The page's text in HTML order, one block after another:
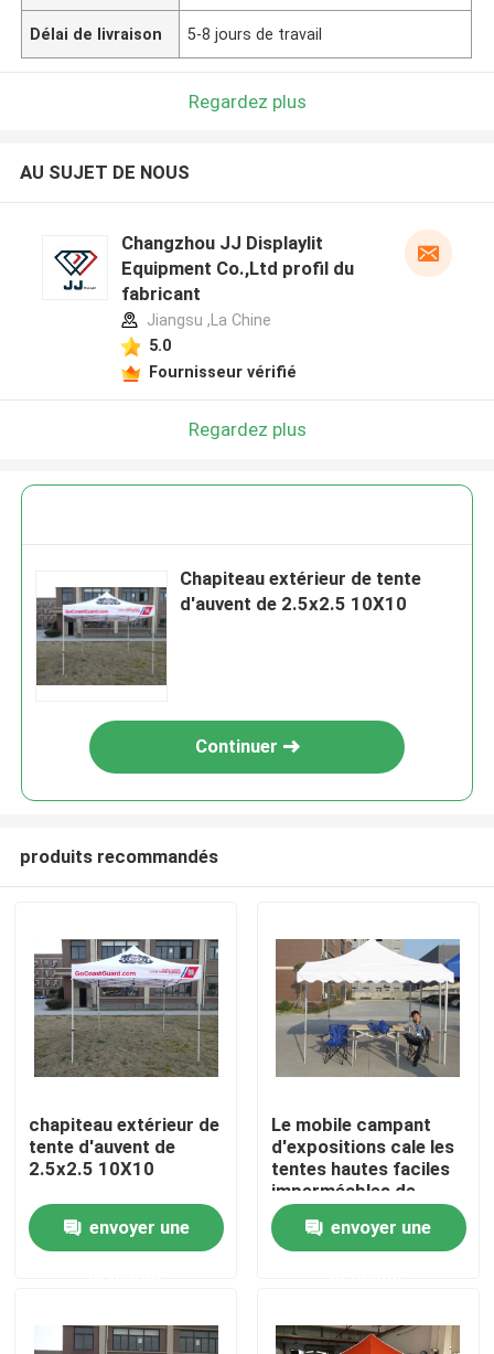
Aperçu
Vidéos
Délai de livraison 5-8 jours de travail
Regardez plus
AU SUJET DE NOUS
Changzhou JJ Displaylit
Equipment Co.,Ltd profil du
fabricant
Jiangsu ,La Chine
5.0
Fournisseur vérifié
Regardez plus
Chapiteau extérieur de tente
d'auvent de 2.5x2.5 10X10
Continuer
produits recommandés
chapiteau extérieur de
tente d'auvent de
2.5x2.5 10X10
envoyer une
Le mobile campant
d'expositions cale les
tentes hautes faciles
imperméables de
l'auvent 10 x 10
d'arrière-cour
envoyer une